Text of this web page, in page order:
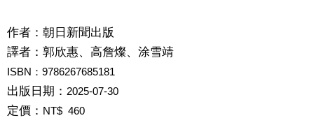
作者： 朝日新聞出版
譯者： 郭欣惠、高詹燦、涂雪靖
ISBN：9786267685181
出版日期： 2025-07-30
定價： NT$ 460